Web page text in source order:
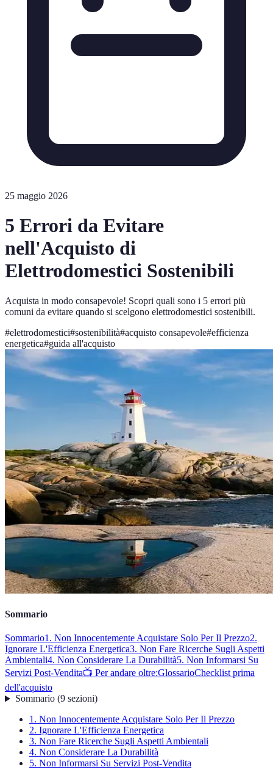
25 maggio 2026
5 Errori da Evitare
nell'Acquisto di
Elettrodomestici Sostenibili
Acquista in modo consapevole! Scopri quali sono i 5 errori più
comuni da evitare quando si scelgono elettrodomestici sostenibili.
#elettrodomestici#sostenibilità#acquisto consapevole#efficienza
energetica#guida all'acquisto
Sommario
Sommario1. Non Innocentemente Acquistare Solo Per Il Prezzo2.
Ignorare L'Efficienza Energetica3. Non Fare Ricerche Sugli Aspetti
Ambientali4. Non Considerare La Durabilità5. Non Informarsi Su
Servizi Post-Vendita📺 Per andare oltre:GlossarioChecklist prima
dell'acquisto
Sommario(9 sezioni)
1. Non Innocentemente Acquistare Solo Per Il Prezzo
2. Ignorare L'Efficienza Energetica
3. Non Fare Ricerche Sugli Aspetti Ambientali
4. Non Considerare La Durabilità
5. Non Informarsi Su Servizi Post-Vendita